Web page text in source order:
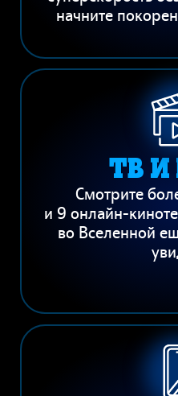
начните
ТВ И
Смотрите
и 9 онлайн-
во Вселенной